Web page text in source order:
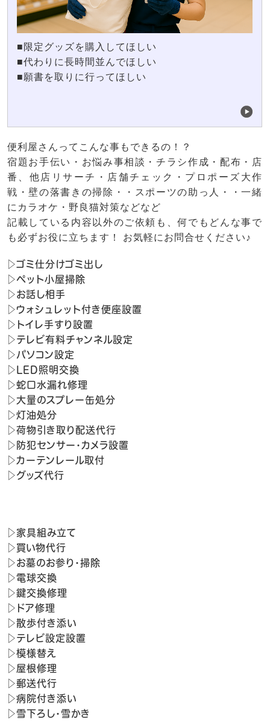
■限定グッズを購入してほしい
■代わりに長時間並んでほしい
■願書を取りに行ってほしい
便利屋さんってこんな事もできるの！？
宿題お手伝い・お悩み事相談・チラシ作成・配布・店
番、他店リサーチ・店舗チェック・プロポーズ大作
戦・壁の落書きの掃除・・スポーツの助っ人・・一緒
にカラオケ・野良猫対策などなど
記載している内容以外のご依頼も、何でもどんな事で
も必ずお役に立ちます！ お気軽にお問合せください♪
▷ゴミ仕分けゴミ出し
▷ペット小屋掃除
▷お話し相手
▷ウォシュレット付き便座設置
▷トイレ手すり設置
▷テレビ有料チャンネル設定
▷パソコン設定
▷LED照明交換
▷蛇口水漏れ修理
▷大量のスプレー缶処分
▷灯油処分
▷荷物引き取り配送代行
▷防犯センサー・カメラ設置
▷カーテンレール取付
▷グッズ代行
▷家具組み立て
▷買い物代行
▷お墓のお参り・掃除
▷電球交換
▷鍵交換修理
▷ドア修理
▷散歩付き添い
▷テレビ設定設置
▷模様替え
▷屋根修理
▷郵送代行
▷病院付き添い
▷雪下ろし・雪かき